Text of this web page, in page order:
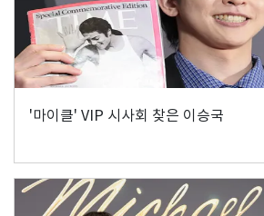
'마이클' VIP 시사회 찾은 이승국